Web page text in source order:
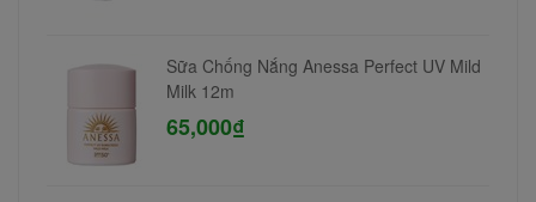
Sữa Chống Nắng Anessa Perfect UV Mild
Milk 12m
65,000₫